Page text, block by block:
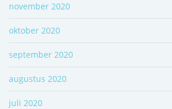
november 2020
oktober 2020
september 2020
augustus 2020
juli 2020